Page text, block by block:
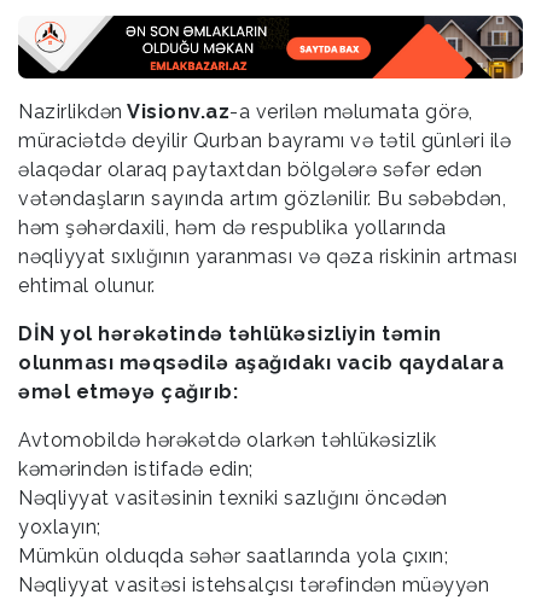
Nazirlikdən Visionv.az-a verilən məlumata görə,
müraciətdə deyilir Qurban bayramı və tətil günləri ilə
əlaqədar olaraq paytaxtdan bölgələrə səfər edən
vətəndaşların sayında artım gözlənilir. Bu səbəbdən,
həm şəhərdaxili, həm də respublika yollarında
nəqliyyat sıxlığının yaranması və qəza riskinin artması
ehtimal olunur.
DİN yol hərəkətində təhlükəsizliyin təmin
olunması məqsədilə aşağıdakı vacib qaydalara
əməl etməyə çağırıb:
Avtomobildə hərəkətdə olarkən təhlükəsizlik
kəmərindən istifadə edin;
Nəqliyyat vasitəsinin texniki sazlığını öncədən
yoxlayın;
Mümkün olduqda səhər saatlarında yola çıxın;
Nəqliyyat vasitəsi istehsalçısı tərəfindən müəyyən